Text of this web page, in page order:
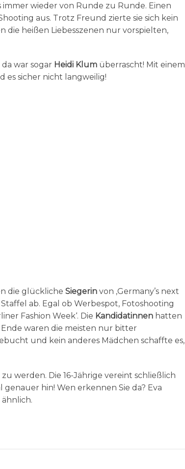
wieder von Runde zu Runde. Einen
aus. Trotz Freund zierte sie sich kein
die heißen Liebesszenen nur vorspielten,
war sogar Heidi Klum überrascht! Mit einem
es sicher nicht langweilig!
die glückliche Siegerin von ‚Germany’s next
ab. Egal ob Werbespot, Fotoshooting
Fashion Week‘. Die Kandidatinnen hatten
waren die meisten nur bitter
und kein anderes Mädchen schaffte es,
zu werden. Die 16-Jährige vereint schließlich
hin! Wen erkennen Sie da? Eva